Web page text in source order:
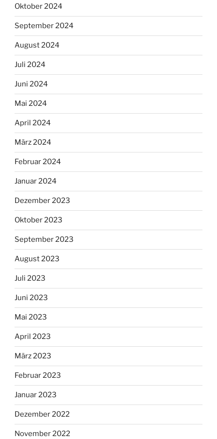
Oktober 2024
September 2024
August 2024
Juli 2024
Juni 2024
Mai 2024
April 2024
März 2024
Februar 2024
Januar 2024
Dezember 2023
Oktober 2023
September 2023
August 2023
Juli 2023
Juni 2023
Mai 2023
April 2023
März 2023
Februar 2023
Januar 2023
Dezember 2022
November 2022